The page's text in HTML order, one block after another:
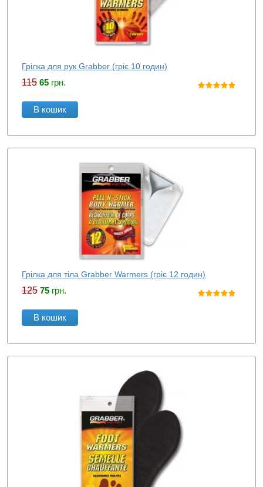
Грілка для рук Grabber (гріє 10 годин)
115 65 грн.
В кошик
Грілка для тіла Grabber Warmers (гріє 12 годин)
125 75 грн.
В кошик